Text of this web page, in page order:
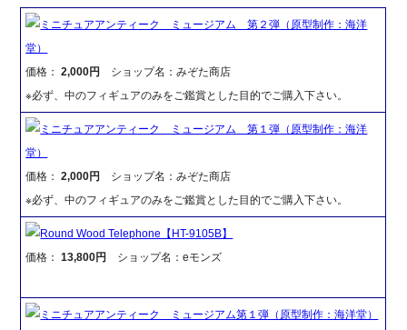
ミニチュアアンティーク ミュージアム 第２弾（原型制作：海洋
堂）
価格：2,000円
ショップ名：みぞた商店
※必ず、中のフィギュアのみをご鑑賞とした目的でご購入下さい。
ミニチュアアンティーク ミュージアム 第１弾（原型制作：海洋
堂）
価格：2,000円
ショップ名：みぞた商店
※必ず、中のフィギュアのみをご鑑賞とした目的でご購入下さい。
Round Wood Telephone【HT-9105B】
価格：13,800円 ショップ名：eモンズ
ミニチュアアンティーク ミュージアム第１弾（原型制作：海洋堂）